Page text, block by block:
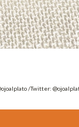
/Twitter: